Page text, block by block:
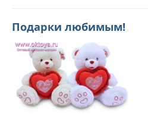
Подарки любимым!